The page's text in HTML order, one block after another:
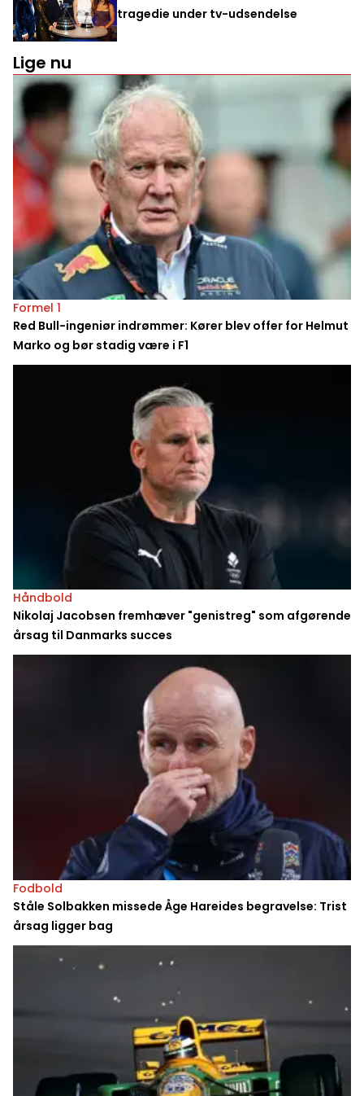
tragedie under tv-udsendelse
Lige nu
Formel 1
Red Bull-ingeniør indrømmer: Kører blev offer for Helmut
Marko og bør stadig være i F1
Håndbold
Nikolaj Jacobsen fremhæver "genistreg" som afgørende
årsag til Danmarks succes
Fodbold
Ståle Solbakken missede Åge Hareides begravelse: Trist
årsag ligger bag